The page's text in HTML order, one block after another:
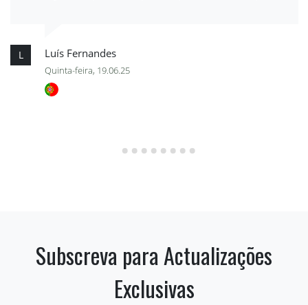
L Luís Fernandes
Quinta-feira, 19.06.25
Subscreva para Actualizações
Exclusivas